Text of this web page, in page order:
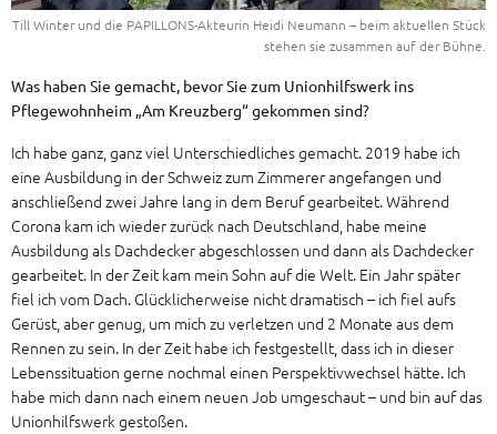
Till Winter und die PAPILLONS-Akteurin Heidi Neumann – beim aktuellen Stück
stehen sie zusammen auf der Bühne.
Was haben Sie gemacht, bevor Sie zum Unionhilfswerk ins
Pflegewohnheim „Am Kreuzberg“ gekommen sind?
Ich habe ganz, ganz viel Unterschiedliches gemacht. 2019 habe ich
eine Ausbildung in der Schweiz zum Zimmerer angefangen und
anschließend zwei Jahre lang in dem Beruf gearbeitet. Während
Corona kam ich wieder zurück nach Deutschland, habe meine
Ausbildung als Dachdecker abgeschlossen und dann als Dachdecker
gearbeitet. In der Zeit kam mein Sohn auf die Welt. Ein Jahr später
fiel ich vom Dach. Glücklicherweise nicht dramatisch – ich fiel aufs
Gerüst, aber genug, um mich zu verletzen und 2 Monate aus dem
Rennen zu sein. In der Zeit habe ich festgestellt, dass ich in dieser
Lebenssituation gerne nochmal einen Perspektivwechsel hätte. Ich
habe mich dann nach einem neuen Job umgeschaut – und bin auf das
Unionhilfswerk gestoßen.